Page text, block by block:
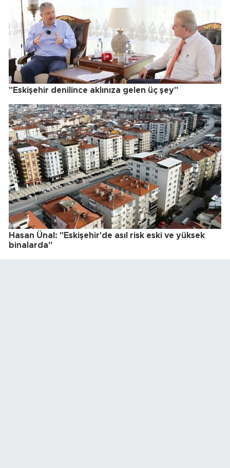
"Eskişehir denilince aklınıza gelen üç şey"
Hasan Ünal: "Eskişehir'de asıl risk eski ve yüksek
binalarda"